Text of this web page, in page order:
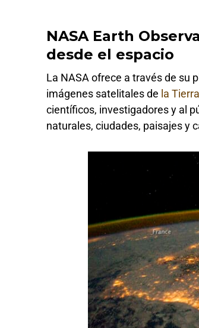
NASA Earth
desde el espacio
La NASA ofrece a través de su
imágenes satelitales de la Tierra
científicos, investigadores y al
naturales, ciudades, paisajes y